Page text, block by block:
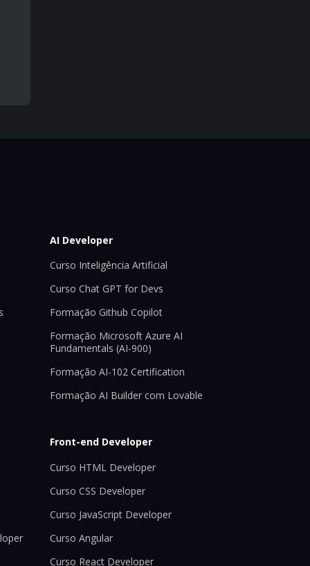
AI Developer
Curso Inteligência Artificial
Curso Chat GPT for Devs
Formação Github Copilot
Formação Microsoft Azure AI
Fundamentals (AI-900)
Formação AI-102 Certification
Formação AI Builder com Lovable
Front-end Developer
Curso HTML Developer
Curso CSS Developer
Curso JavaScript Developer
Curso Angular
Curso React Developer